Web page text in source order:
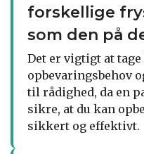
forskellige
som den på
Det er vigtigt at
opbevaringsbehov
til rådighed, da en
sikre, at du kan
sikkert og effektivt.